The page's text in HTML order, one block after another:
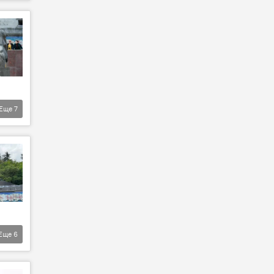
Еще 7
6